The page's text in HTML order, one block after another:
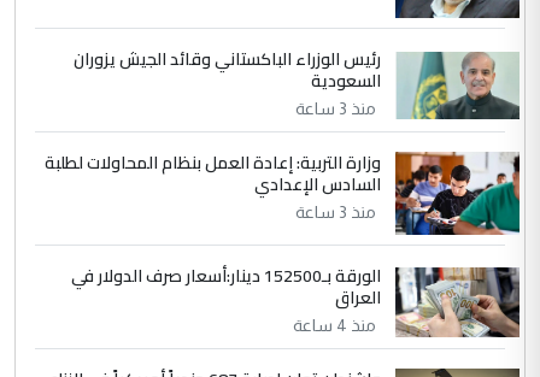
بين الإهمال واغتصاب الأرض.. بلاد
الرافدين تعاني الجفاف والتصحر!!
رئيس الوزراء الباكستاني وقائد الجيش يزوران
السعودية
منذ 3 ساعة
وزارة التربية: إعادة العمل بنظام المحاولات لطلبة
السادس الإعدادي
منذ 3 ساعة
الورقة بـ152500 دينار:أسعار صرف الدولار في
العراق
منذ 4 ساعة